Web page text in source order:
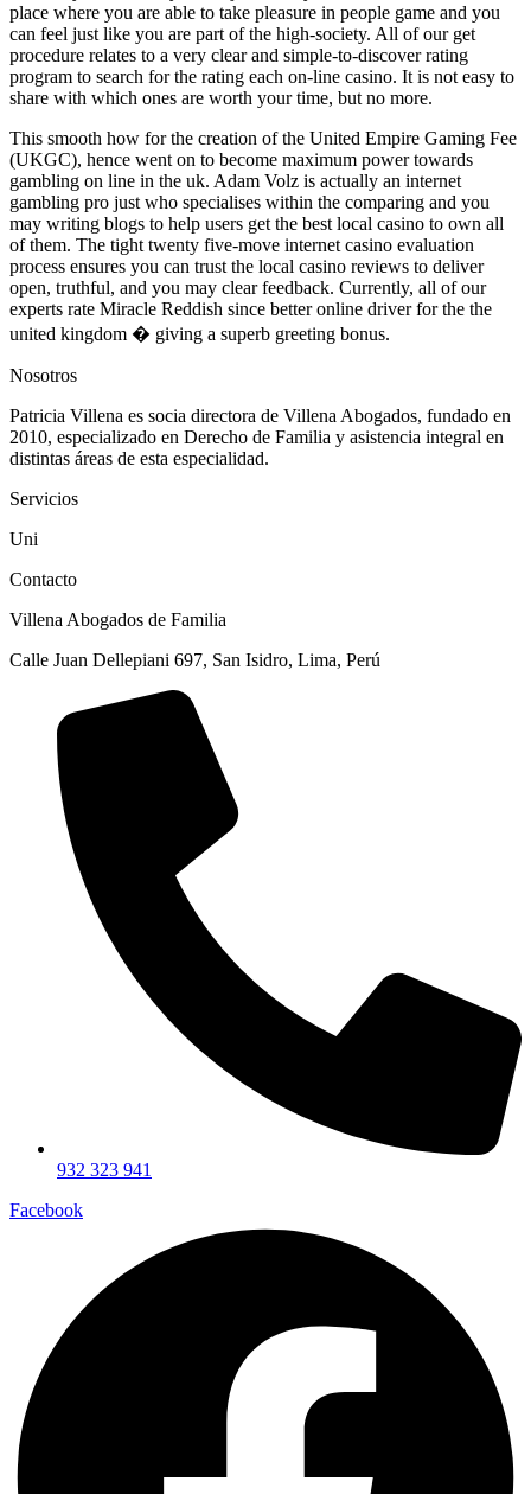
place where you are able to take pleasure in people game and you
can feel just like you are part of the high-society. All of our get
procedure relates to a very clear and simple-to-discover rating
program to search for the rating each on-line casino. It is not easy to
share with which ones are worth your time, but no more.
This smooth how for the creation of the United Empire Gaming Fee
(UKGC), hence went on to become maximum power towards
gambling on line in the uk. Adam Volz is actually an internet
gambling pro just who specialises within the comparing and you
may writing blogs to help users get the best local casino to own all
of them. The tight twenty five-move internet casino evaluation
process ensures you can trust the local casino reviews to deliver
open, truthful, and you may clear feedback. Currently, all of our
experts rate Miracle Reddish since better online driver for the the
united kingdom � giving a superb greeting bonus.
Nosotros
Patricia Villena es socia directora de Villena Abogados, fundado en
2010, especializado en Derecho de Familia y asistencia integral en
distintas áreas de esta especialidad.
Servicios
Uni
Contacto
Villena Abogados de Familia
Calle Juan Dellepiani 697, San Isidro, Lima, Perú
932 323 941
Facebook